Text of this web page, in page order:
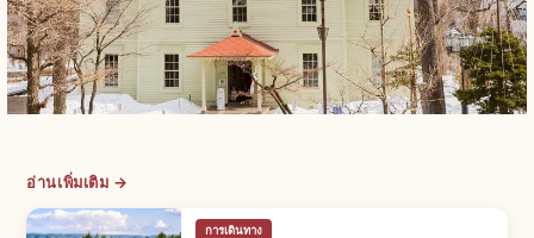
อ่านเพิ่มเติม →
การเดินทาง